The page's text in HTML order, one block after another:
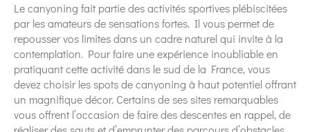
Le canyoning fait partie des activités sportives plébiscitées
par les amateurs de sensations fortes. Il vous permet de
repousser vos limites dans un cadre naturel qui invite à la
contemplation. Pour faire une expérience inoubliable en
pratiquant cette activité dans le sud de la France, vous
devez choisir les spots de canyoning à haut potentiel offrant
un magnifique décor. Certains de ses sites remarquables
vous offrent l’occasion de faire des descentes en rappel, de